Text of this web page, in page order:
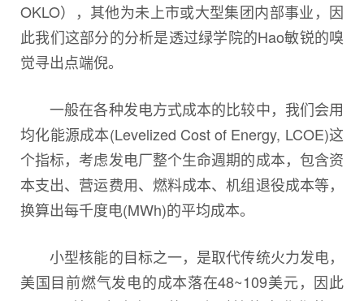
OKLO），其他为未上市或大型集团内部事业，因
此我们这部分的分析是透过绿学院的Hao敏锐的嗅
觉寻出点端倪。
一般在各种发电方式成本的比较中，我们会用
均化能源成本(Levelized Cost of Energy, LCOE)这
个指标，考虑发电厂整个生命週期的成本，包含资
本支出、营运费用、燃料成本、机组退役成本等，
换算出每千度电(MWh)的平均成本。
小型核能的目标之一，是取代传统火力发电，
美国目前燃气发电的成本落在48~109美元，因此